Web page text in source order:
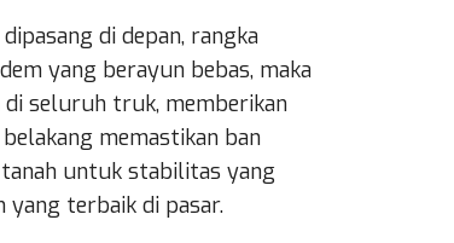
di depan, rangka
yang berayun bebas, maka
seluruh truk, memberikan
memastikan ban
untuk stabilitas yang
yang terbaik di pasar.